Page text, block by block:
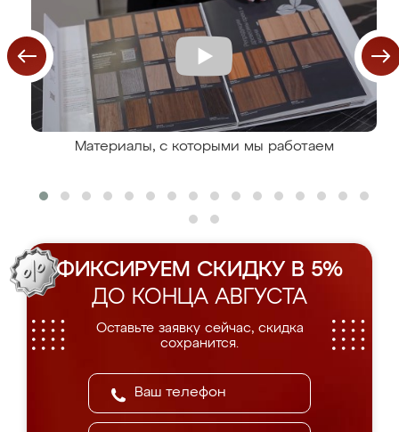
Материалы, с которыми мы работаем
ФИКСИРУЕМ СКИДКУ В 5%
ДО КОНЦА АВГУСТА
Оставьте заявку сейчас, скидка
сохранится.